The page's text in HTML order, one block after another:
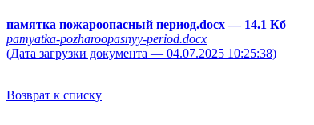
памятка пожароопасный период.docx— 14.1 Кб
pamyatka-pozharoopasnyy-period.docx
(Дата загрузки документа — 04.07.2025 10:25:38)
Возврат к списку